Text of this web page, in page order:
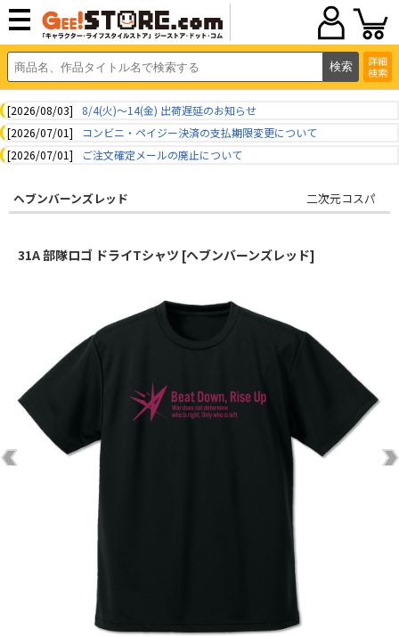
詳細
検索
[2026/08/03]
8/4(火)～14(金) 出荷遅延のお知らせ
[2026/07/01]
コンビニ・ペイジー決済の支払期限変更について
[2026/07/01]
ご注文確定メールの廃止について
ヘブンバーンズレッド 二次元コスパ
31A 部隊ロゴ ドライTシャツ [ヘブンバーンズレッド]